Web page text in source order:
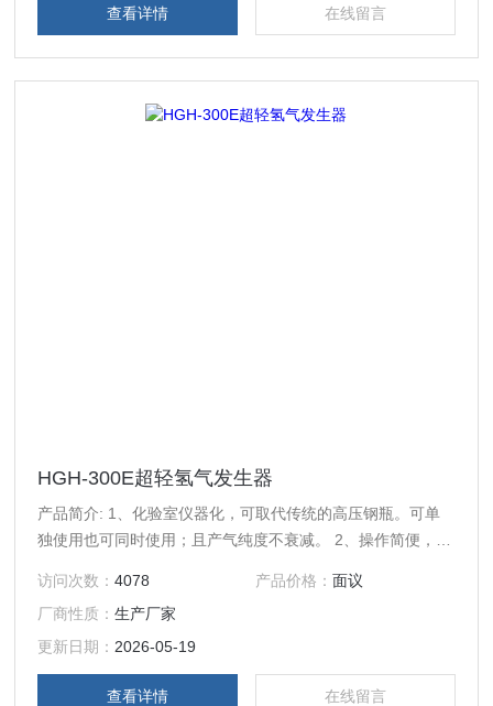
查看详情 在线留言
HGH-300E超轻氢气发生器
产品简介: 1、化验室仪器化，可取代传统的高压钢瓶。可单
独使用也可同时使用；且产气纯度不衰减。 2、操作简便，只
数码显示，更醒目直观。
访问次数：4078 产品价格： 面议
厂商性质：生产厂家
更新日期： 2026-05-19
查看详情 在线留言